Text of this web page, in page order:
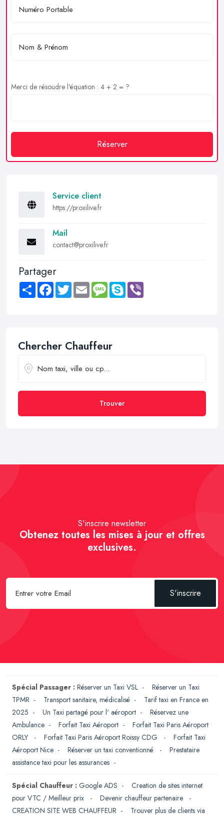
Merci de résoudre l'équation : 4 + 2 = ?
Réserver
Service client
https://proxilive.fr
Mail
contact@proxilive.fr
Partager
Share FacebookTwitter Email MessageSkype
Chercher Chauffeur
Trouver
S'inscrire newsletter
Obtenez toutes les mises à jour et offres
exclusives.
S'inscrire
Spécial Passager : Réserver un Taxi VSL - Réserver un Taxi
TPMR - Transport sanitaire, médicalisé - Tarif taxi en France en
2025 - Un Taxi partagé pour l' aéroport - Réservez une
Ambulance - Forfait Taxi Aéroport - Forfait Taxi Paris Aéroport
ORLY
- Forfait Taxi Paris Aéroport Roissy CDG - Forfait Taxi
Aéroport Nice - Réserver un taxi conventionné - Prestataire
assistance taxi pour les assurances -
Spécial Chauffeur : Google ADS - Creation de sites internet
pour VTC / Meilleur prix
- Devenir chauffeur partenaire
-
CREATION SITE WEB CHAUFFEUR - Trouver plus de clients via